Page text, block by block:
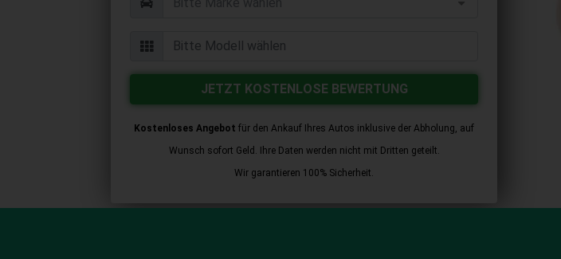
JETZT KOSTENLOSE BEWERTUNG
Kostenloses Angebot für den Ankauf Ihres Autos inklusive der Abholung, auf
Wunsch sofort Geld. Ihre Daten werden nicht mit Dritten geteilt.
Wir garantieren 100% Sicherheit.